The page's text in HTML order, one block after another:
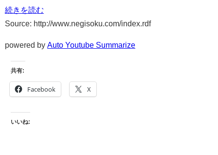
続きを読む
Source: http://www.negisoku.com/index.rdf
powered by Auto Youtube Summarize
共有:
Facebook X
いいね: